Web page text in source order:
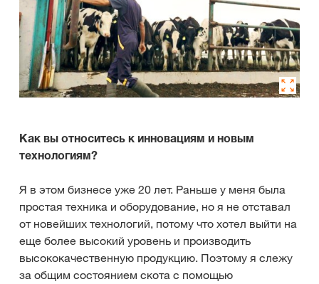
Как вы относитесь к инновациям и новым
технологиям?
Я в этом бизнесе уже 20 лет. Раньше у меня была
простая техника и оборудование, но я не отставал
от новейших технологий, потому что хотел выйти на
еще более высокий уровень и производить
высококачественную продукцию. Поэтому я слежу
за общим состоянием скота с помощью